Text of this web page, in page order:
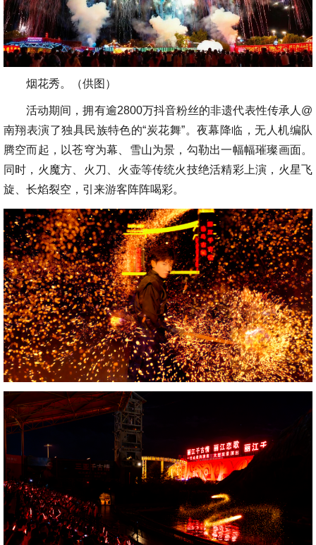
烟花秀。（供图）
活动期间，拥有逾2800万抖音粉丝的非遗代表性传承人@
南翔表演了独具民族特色的“炭花舞”。夜幕降临，无人机编队
腾空而起，以苍穹为幕、雪山为景，勾勒出一幅幅璀璨画面。
同时，火魔方、火刀、火壶等传统火技绝活精彩上演，火星飞
旋、长焰裂空，引来游客阵阵喝彩。